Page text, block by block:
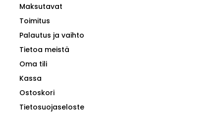
Maksutavat
Toimitus
Palautus ja vaihto
Tietoa meistä
Oma tili
Kassa
Ostoskori
Tietosuojaseloste